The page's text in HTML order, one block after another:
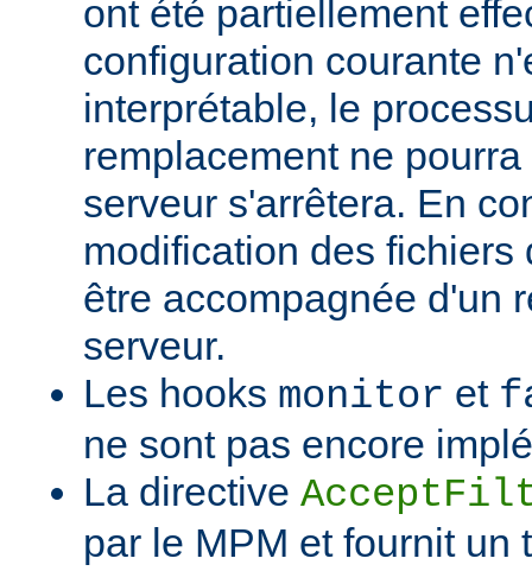
ont été partiellement
configuration courante
interprétable, le
remplacement ne
serveur s'arrêtera. En
modification des fichiers
être accompagnée d'un
serveur.
Les hooks monitor et
ne sont pas encore
La directive
par le MPM et fournit un